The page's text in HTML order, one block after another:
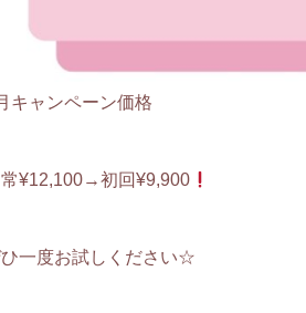
キャンペーン価格
¥12,100→初回¥9,900
一度お試しください☆